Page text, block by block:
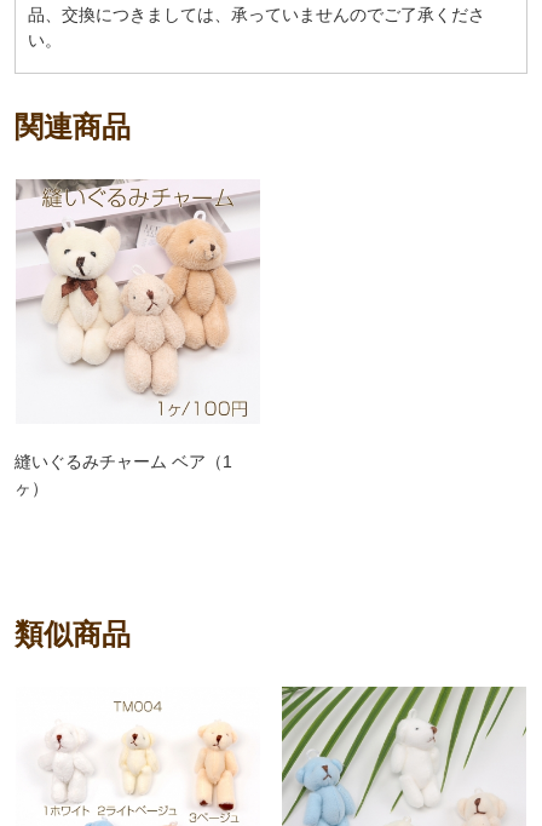
品、交換につきましては、承っていませんのでご了承くださ
い。
関連商品
縫いぐるみチャーム ベア（1
ヶ）
類似商品